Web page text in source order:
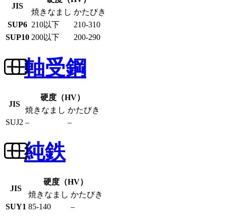
JIS
焼きなまし かたびき
SUP6 210以下
210-310
SUP10 200以下 200-290
軸受鋼
JIS
硬度（HV）
焼きなまし かたびき
SUJ2 – –
純鉄
JIS
硬度（HV）
焼きなまし かたびき
SUY1 85-140 –